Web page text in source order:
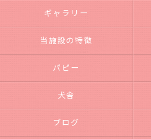
ギャラリー
当施設の特徴
パピー
犬舎
ブログ